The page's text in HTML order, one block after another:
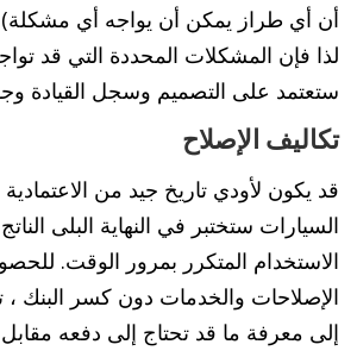
أن أي طراز يمكن أن يواجه أي مشكلة)
لذا فإن المشكلات المحددة التي قد
ستعتمد على التصميم وسجل القيادة
تكاليف الإصلاح
قد يكون لأودي تاريخ جيد من
السيارات ستختبر في النهاية البلى
الاستخدام المتكرر بمرور الوقت.
الإصلاحات والخدمات دون كسر البنك ،
إلى معرفة ما قد تحتاج إلى دفعه